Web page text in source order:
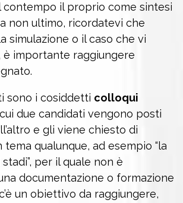
il proprio come sintesi
non ultimo, ricordatevi che
simulazione o il caso che vi
importante raggiungere
sono i cosiddetti colloqui
due candidati vengono posti
e gli viene chiesto di
tema qualunque, ad esempio “la
per il quale non è
documentazione o formazione
un obiettivo da raggiungere,